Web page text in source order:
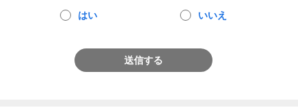
はい いいえ
送信する